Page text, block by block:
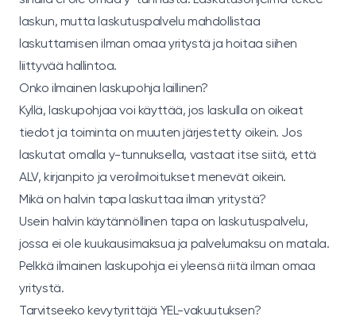
laskun, mutta laskutuspalvelu mahdollistaa
laskuttamisen ilman omaa yritystä ja hoitaa siihen
liittyvää hallintoa.
Onko ilmainen laskupohja laillinen?
Kyllä, laskupohjaa voi käyttää, jos laskulla on oikeat
tiedot ja toiminta on muuten järjestetty oikein. Jos
laskutat omalla y-tunnuksella, vastaat itse siitä, että
ALV, kirjanpito ja veroilmoitukset menevät oikein.
Mikä on halvin tapa laskuttaa ilman yritystä?
Usein halvin käytännöllinen tapa on laskutuspalvelu,
jossa ei ole kuukausimaksua ja palvelumaksu on matala.
Pelkkä ilmainen laskupohja ei yleensä riitä ilman omaa
yritystä.
Tarvitseeko kevytyrittäjä YEL-vakuutuksen?